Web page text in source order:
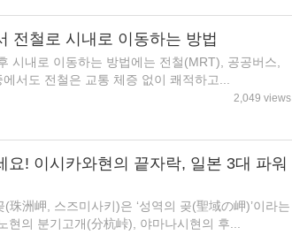
전철로 시내로 이동하는 방법
시내로 이동하는 방법에는 전철(MRT), 공공버스,
서도 전철은 교통 체증 없이 쾌적하고...
2,049 views
요! 이시카와현의 끝자락, 일본 3대 파워
珠洲岬, 스즈미사키)은 ‘성역의 곶(聖域の岬)’이라는
의 분기고개(分杭峠), 야마나시현의 후...